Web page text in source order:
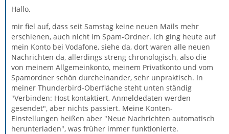
Hallo,
mir fiel auf, dass seit Samstag keine neuen Mails mehr
erschienen, auch nicht im Spam-Ordner. Ich ging heute auf
mein Konto bei Vodafone, siehe da, dort waren alle neuen
Nachrichten da, allerdings streng chronologisch, also die
von meinem Allgemeinkonto, meinem Privatkonto und vom
Spamordner schön durcheinander, sehr unpraktisch. In
meiner Thunderbird-Oberfläche steht unten ständig
"Verbinden: Host kontaktiert, Anmeldedaten werden
gesendet", aber nichts passiert. Meine Konten-
Einstellungen heißen aber "Neue Nachrichten automatisch
herunterladen", was früher immer funktionierte.